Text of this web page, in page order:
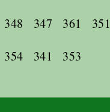
348 347 361
351
354 341 353